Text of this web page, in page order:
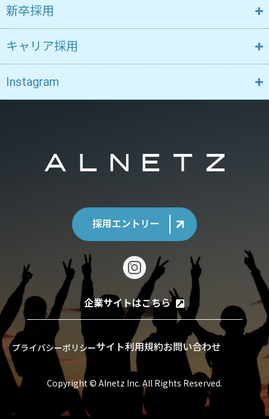
新卒採用
キャリア採用
Instagram
採用エントリー
企業サイトはこちら
プライバシーポリシーサイト利用規約お問い合わせ
Copyright © Alnetz Inc. All Rights Reserved.